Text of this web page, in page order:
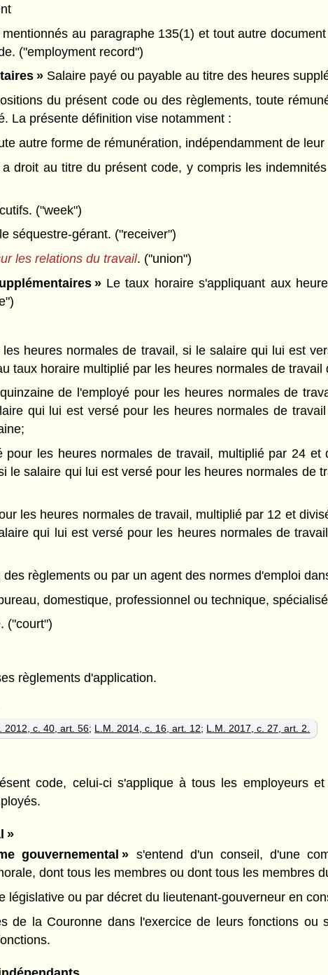
au paragraphe 135(1) et tout autre
("employment record")
»Salaire payé ou payable au titre des heures
du présent code ou des règlements, toute
La présente définition vise notamment :
autre forme de rémunération, indépendamment de
droit au titre du présent code, y compris les
("week")
séquestre-gérant. ("receiver")
les relations du travail. ("union")
»Le taux horaire s'appliquant aux
heures normales de travail, si le salaire qui lui est
taux horaire multiplié par les heures normales de
de l'employé pour les heures normales de
qui lui est versé pour les heures normales de
pour les heures normales de travail, multiplié par 24
le salaire qui lui est versé pour les heures normales de
les heures normales de travail, multiplié par 12 et
qui lui est versé pour les heures normales de
règlements ou par un agent des normes d'emploi
domestique, professionnel ou technique,
("court")
règlements d'application.
2012, c. 40, art. 56; L.M. 2014, c. 16, art. 12; L.M. 2017, c. 27, art. 2.
code, celui-ci s'applique à tous les employeurs
»
gouvernemental » s'entend d'un conseil, d'une
dont tous les membres ou dont tous les membres
législative ou par décret du lieutenant-gouverneur en
de la Couronne dans l'exercice de leurs fonctions ou